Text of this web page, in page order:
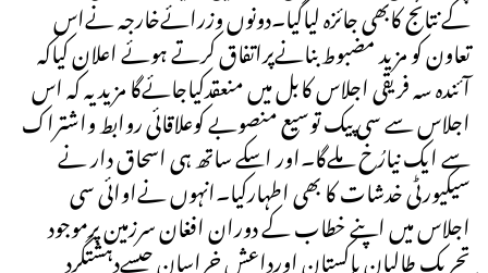
کے نتائج کابھی جائزہ لیاگیا۔دونوں وزرائےخارجہ نےاس
تعاون کو مزید مضبوط بنانےپراتفاق کرتے ہوئے اعلان کیاکہ
آئندہ سہ فریقی اجلاس کابل میں منعقدکیاجائےگا مزید یہ کہ اس
اجلاس سے سی پیک توسیع منصوبے کوعلاقائی روابط واشتراک
سے ایک نیارُخ ملےگا۔اور اسکے ساتھ ہی اسحاق دار نے
سیکیورٹی خدشات کا بھی اطہارکیا۔انہوں نےاوائی سی
اجلاس میں اپنے خطاب کے دوران افغان سرزمین پرموجود
تحریک طالبان پاکستان اورداعش خراسان جیسےدہشتگرد